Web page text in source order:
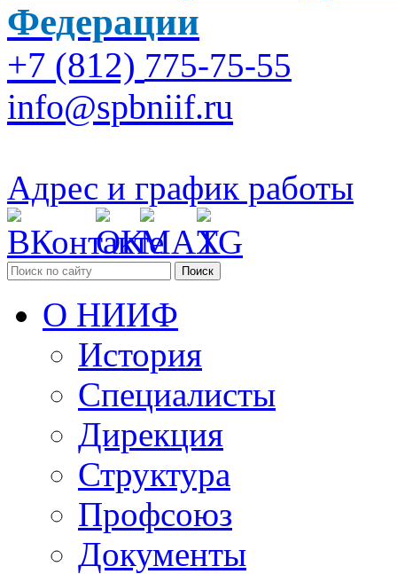
Федерации
+7 (812) 775-75-55
info@spbniif.ru
Адрес и график работы
Поиск
О НИИФ
История
Специалисты
Дирекция
Структура
Профсоюз
Документы